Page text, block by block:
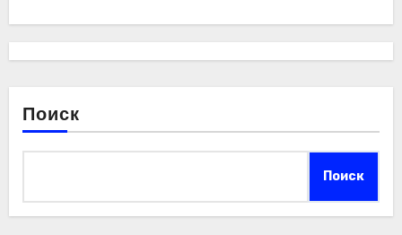
Поиск
Поиск